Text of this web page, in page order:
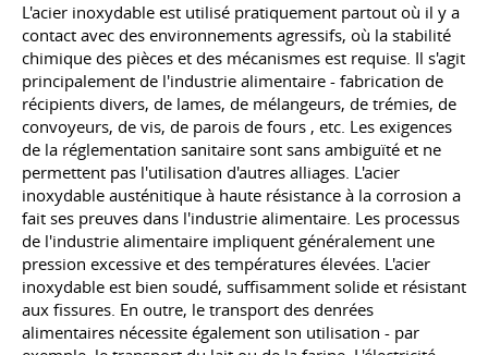
L'acier inoxydable est utilisé pratiquement partout où il y a
contact avec des environnements agressifs, où la stabilité
chimique des pièces et des mécanismes est requise. Il s'agit
principalement de l'industrie alimentaire - fabrication de
récipients divers, de lames, de mélangeurs, de trémies, de
convoyeurs, de vis, de parois de fours , etc. Les exigences
de la réglementation sanitaire sont sans ambiguïté et ne
permettent pas l'utilisation d'autres alliages. L'acier
inoxydable austénitique à haute résistance à la corrosion a
fait ses preuves dans l'industrie alimentaire. Les processus
de l'industrie alimentaire impliquent généralement une
pression excessive et des températures élevées. L'acier
inoxydable est bien soudé, suffisamment solide et résistant
aux fissures. En outre, le transport des denrées
alimentaires nécessite également son utilisation - par